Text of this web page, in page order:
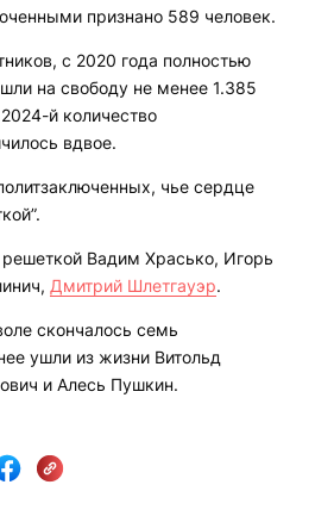
признано 589 человек.
с 2020 года полностью
на свободу не менее 1.385
й количество
вдвое.
чье сердце
Вадим Храсько, Игорь
Дмитрий Шлетгауэр.
скончалось семь
ушли из жизни Витольд
и Алесь Пушкин.